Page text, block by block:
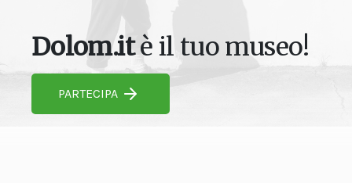
Dolom.itè il tuo museo!
PARTECIPA